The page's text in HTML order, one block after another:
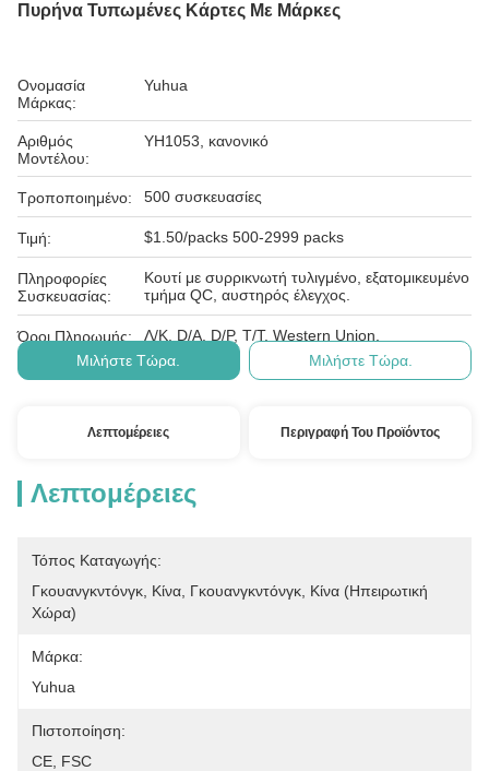
Πυρήνα Τυπωμένες Κάρτες Με Μάρκες
Ονομασία
Μάρκας:
Yuhua
Αριθμός
Μοντέλου:
YH1053, κανονικό
Τροποποιημένο: 500 συσκευασίες
Τιμή: $1.50/packs 500-2999 packs
Πληροφορίες
Συσκευασίας:
Κουτί με συρρικνωτή τυλιγμένο, εξατομικευμένο
τμήμα QC, αυστηρός έλεγχος.
Όροι Πληρωμής:
Λ/Κ, D/A, D/P, T/T, Western Union,
Μιλήστε Τώρα.
Μιλήστε Τώρα.
Λεπτομέρειες Περιγραφή Του Προϊόντος
Λεπτομέρειες
Τόπος Καταγωγής:
Γκουανγκντόνγκ, Κίνα, Γκουανγκντόνγκ, Κίνα (ηπειρωτική
Χώρα)
Μάρκα:
Yuhua
Πιστοποίηση:
CE, FSC